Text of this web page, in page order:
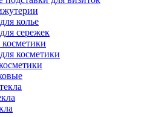
колье
сережек
косметики